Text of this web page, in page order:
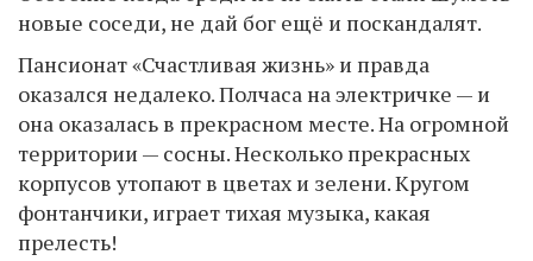
новые соседи, не дай бог ещё и поскандалят.
Пансионат «Счастливая жизнь» и правда
оказался недалеко. Полчаса на электричке — и
она оказалась в прекрасном месте. На огромной
территории — сосны. Несколько прекрасных
корпусов утопают в цветах и зелени. Кругом
фонтанчики, играет тихая музыка, какая
прелесть!